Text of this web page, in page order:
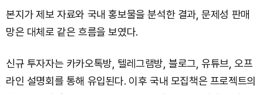
본지가 제보 자료와 국내 홍보물을 분석한 결과, 문제성 판매
망은 대체로 같은 흐름을 보였다.
신규 투자자는 카카오톡방, 텔레그램방, 블로그, 유튜브, 오프
라인 설명회를 통해 유입된다. 이후 국내 모집책은 프로젝트의